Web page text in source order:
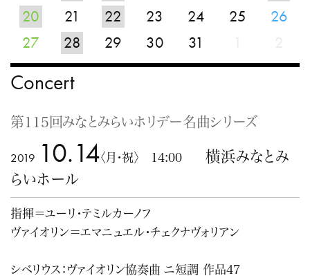
20
21 22 23 24 25
26
27
28 29 30 31
Concert
第115回みなとみらいホリデー名曲シリーズ
2019 10.14〈月・祝〉 14:00 横浜みなとみ
らいホール
指揮＝ユーリ・テミルカーノフ
ヴァイオリン＝エマニュエル・チェクナヴォリアン
シベリウス：ヴァイオリン協奏曲 ニ短調 作品47